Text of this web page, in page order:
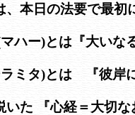
、本日の法要で最
ハー)とは『大いな
ラミタ)とは 『彼岸
いた 『心経＝大切